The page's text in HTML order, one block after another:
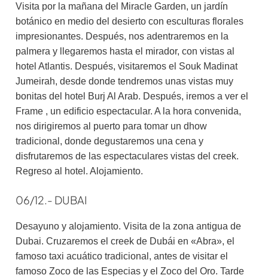
Visita por la mañana del Miracle Garden, un jardín
botánico en medio del desierto con esculturas florales
impresionantes. Después, nos adentraremos en la
palmera y llegaremos hasta el mirador, con vistas al
hotel Atlantis. Después, visitaremos el Souk Madinat
Jumeirah, desde donde tendremos unas vistas muy
bonitas del hotel Burj Al Arab. Después, iremos a ver el
Frame , un edificio espectacular. A la hora convenida,
nos dirigiremos al puerto para tomar un dhow
tradicional, donde degustaremos una cena y
disfrutaremos de las espectaculares vistas del creek.
Regreso al hotel. Alojamiento.
06/12.- DUBAI
Desayuno y alojamiento. Visita de la zona antigua de
Dubai. Cruzaremos el creek de Dubái en «Abra», el
famoso taxi acuático tradicional, antes de visitar el
famoso Zoco de las Especias y el Zoco del Oro. Tarde